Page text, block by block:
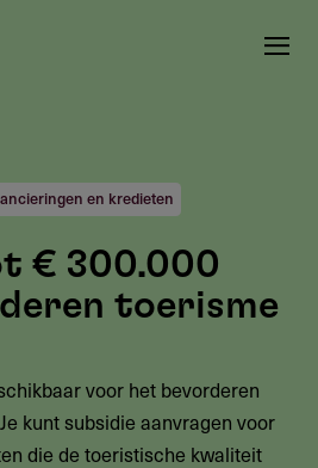
en kredieten
€ 300.000
toerisme
voor het bevorderen
kunt subsidie aanvragen voor
die de toeristische kwaliteit